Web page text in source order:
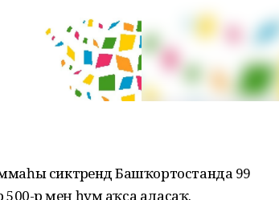
сиктәрендә Башҡортостанда 99
әр мең һум аҡса аласаҡ.